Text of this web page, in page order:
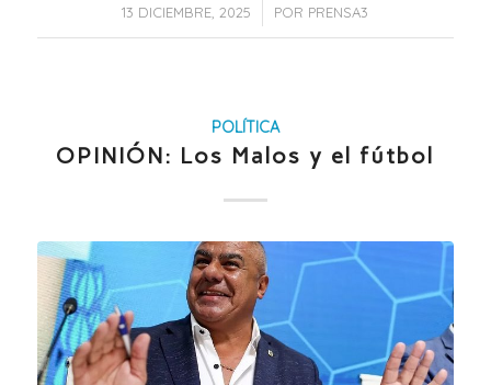
13 DICIEMBRE, 2025
/ POR PRENSA3
POLÍTICA
OPINIÓN: Los Malos y el fútbol